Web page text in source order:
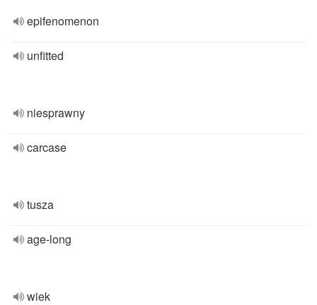
epifenomenon
unfitted
niesprawny
carcase
tusza
age-long
wiek